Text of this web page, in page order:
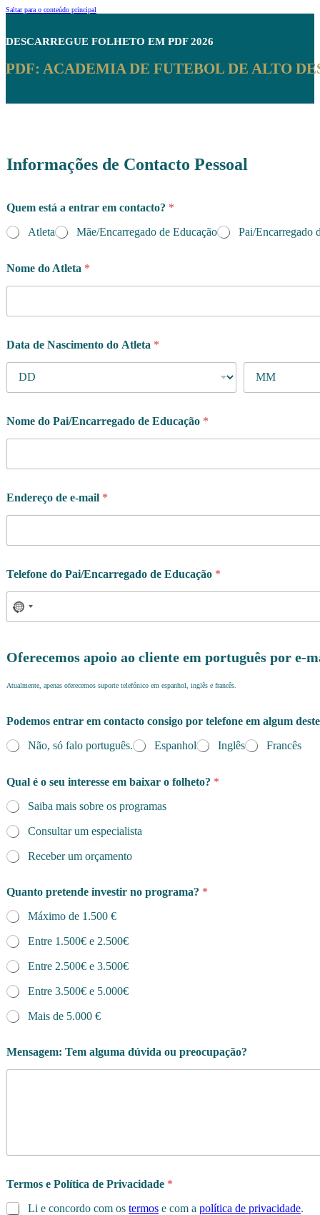
Saltar para o conteúdo principal
DESCARREGUE FOLHETO EM PDF 2026
PDF: ACADEMIA DE FUTEBOL DE ALTO
Informações de Contacto Pessoal
Quem está a entrar em contacto? *
Atleta
Mãe/Encarregado de Educação Pai/Encarregado
Nome do Atleta *
Data de Nascimento do Atleta *
Nome do Pai/Encarregado de Educação *
Endereço de e-mail *
Telefone do Pai/Encarregado de Educação *
Oferecemos apoio ao cliente em português por e-
Atualmente, apenas oferecemos suporte telefónico em espanhol, inglês e francês.
Podemos entrar em contacto consigo por telefone em algum
Não, só falo português.
Espanhol Inglês Francês
Qual é o seu interesse em baixar o folheto? *
Saiba mais sobre os programas
Consultar um especialista
Receber um orçamento
Quanto pretende investir no programa? *
Máximo de 1.500 €
Entre 1.500€ e 2.500€
Entre 2.500€ e 3.500€
Entre 3.500€ e 5.000€
Mais de 5.000 €
d
i
Mensagem: Tem alguma dúvida ou preocupação?
Termos e Política de Privacidade *
Li e concordo com os termos e com a política de privacidade.